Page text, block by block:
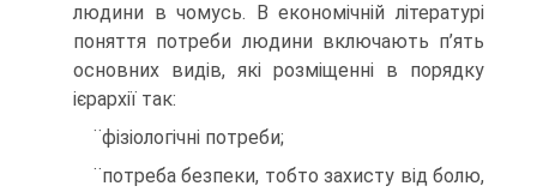
людини в чомусь. В економічній літературі
поняття потреби людини включають п’ять
основних видів, які розміщенні в порядку
ієрархії так:
¨фізіологічні потреби;
¨потреба безпеки, тобто захисту від болю,